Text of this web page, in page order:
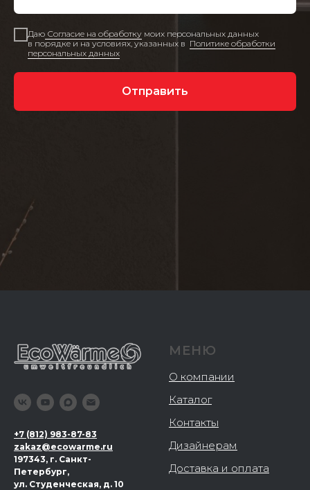
Даю Согласие на обработку моих персональных данных
в порядке и на условиях, указанных в Политике обработки
персональных данных
Отправить
+7 (812) 983-87-83
zakaz@ecowarme.ru
197343, г. Санкт-
Петербург,
ул. Студенческая, д. 10
МЕНЮ
О компании
Каталог
Контакты
Дизайнерам
Доставка и оплата